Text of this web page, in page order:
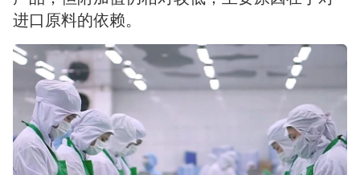
进口原料的依赖。